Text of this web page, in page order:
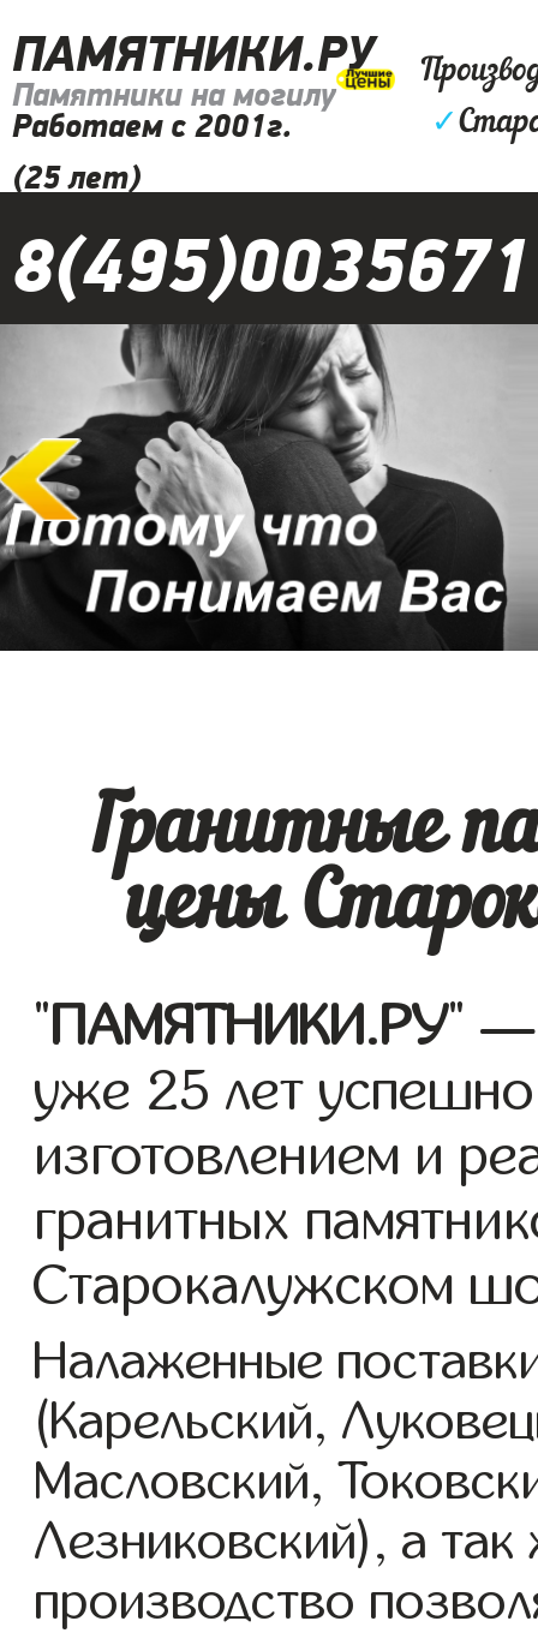
ПАМЯТНИКИ.РУ
Памятники на могилу
Работаем с 2001г.
(25 лет)
✓
8(495)0035671
Гранитные
цены
"ПАМЯТНИКИ.РУ" —
уже 25 лет
изготовлением и
гранитных
Старокалужском
Налаженные
(Карельский,
Масловский,
Лезниковский), а
производство